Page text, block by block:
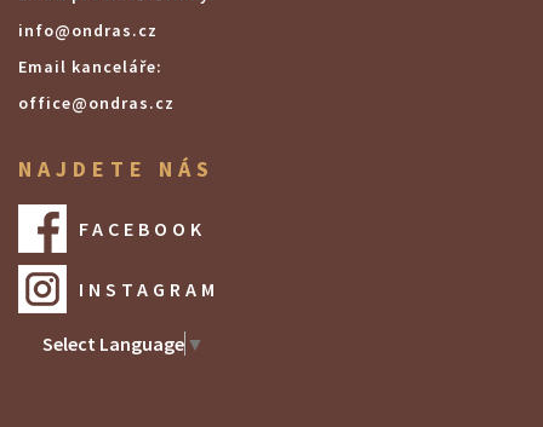
info@ondras.cz
Email kanceláře:
office@ondras.cz
NAJDETE NÁS
FACEBOOK
INSTAGRAM
Select Language ▼